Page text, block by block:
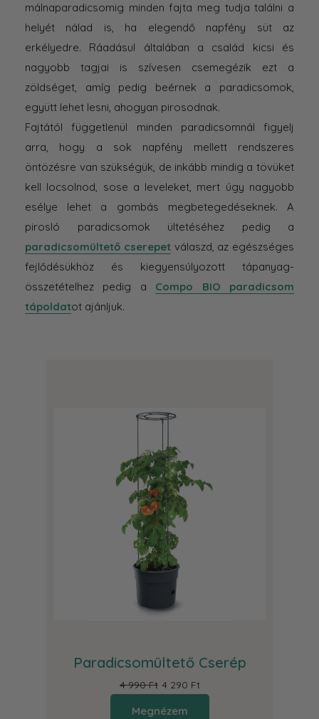
málnaparadicsomig minden fajta meg tudja találni a
helyét nálad is, ha elegendő napfény süt az
erkélyedre. Ráadásul általában a család kicsi és
nagyobb tagjai is szívesen csemegézik ezt a
zöldséget, amíg pedig beérnek a paradicsomok,
együtt lehet lesni, ahogyan pirosodnak.
Fajtától függetlenül minden paradicsomnál figyelj
arra, hogy a sok napfény mellett rendszeres
öntözésre van szükségük, de inkább mindig a tövüket
kell locsolnod, sose a leveleket, mert úgy nagyobb
esélye lehet a gombás megbetegedéseknek. A
pirosló paradicsomok ültetéséhez pedig a
paradicsomültető cserepetválaszd, az egészséges
fejlődésükhöz és kiegyensúlyozott tápanyag-
összetételhez pedig a Compo BIO paradicsom
tápoldatot ajánljuk.
Paradicsomültető Cserép
4 990 Ft 4 290 Ft
Megnézem